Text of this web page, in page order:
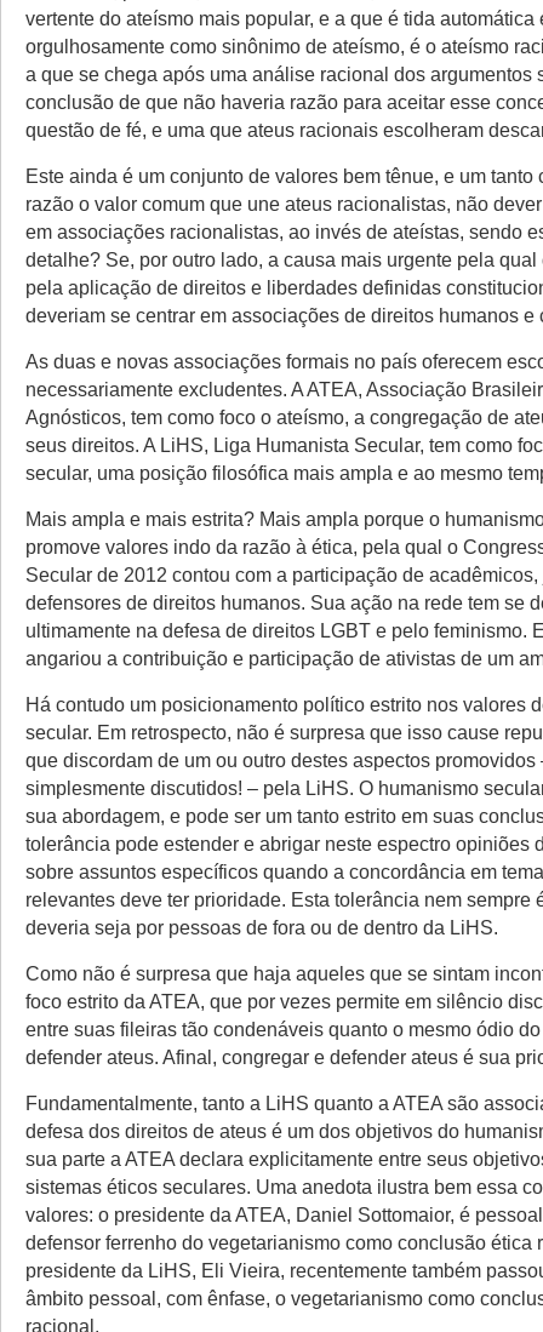
vertente do ateísmo mais popular, e a que é tida automática
orgulhosamente como sinônimo de ateísmo, é o ateísmo
a que se chega após uma análise racional dos argumentos
conclusão de que não haveria razão para aceitar esse
questão de fé, e uma que ateus racionais escolheram
Este ainda é um conjunto de valores bem tênue, e um tanto
razão o valor comum que une ateus racionalistas, não
em associações racionalistas, ao invés de ateístas, sendo
detalhe? Se, por outro lado, a causa mais urgente pela qual
pela aplicação de direitos e liberdades definidas
deveriam se centrar em associações de direitos humanos e
As duas e novas associações formais no país oferecem
necessariamente excludentes. A ATEA, Associação
Agnósticos, tem como foco o ateísmo, a congregação de
seus direitos. A LiHS, Liga Humanista Secular, tem como
secular, uma posição filosófica mais ampla e ao mesmo
Mais ampla e mais estrita? Mais ampla porque o
promove valores indo da razão à ética, pela qual o
Secular de 2012 contou com a participação de
defensores de direitos humanos. Sua ação na rede tem se
ultimamente na defesa de direitos LGBT e pelo feminismo.
angariou a contribuição e participação de ativistas de um
Há contudo um posicionamento político estrito nos valores
secular. Em retrospecto, não é surpresa que isso cause
que discordam de um ou outro destes aspectos promovidos
simplesmente discutidos! – pela LiHS. O humanismo
sua abordagem, e pode ser um tanto estrito em suas
tolerância pode estender e abrigar neste espectro opiniões
sobre assuntos específicos quando a concordância em
relevantes deve ter prioridade. Esta tolerância nem sempre
deveria seja por pessoas de fora ou de dentro da LiHS.
Como não é surpresa que haja aqueles que se sintam
foco estrito da ATEA, que por vezes permite em silêncio
entre suas fileiras tão condenáveis quanto o mesmo ódio
defender ateus. Afinal, congregar e defender ateus é sua
Fundamentalmente, tanto a LiHS quanto a ATEA são
defesa dos direitos de ateus é um dos objetivos do
sua parte a ATEA declara explicitamente entre seus
sistemas éticos seculares. Uma anedota ilustra bem essa
valores: o presidente da ATEA, Daniel Sottomaior, é
defensor ferrenho do vegetarianismo como conclusão ética
presidente da LiHS, Eli Vieira, recentemente também
âmbito pessoal, com ênfase, o vegetarianismo como
racional.